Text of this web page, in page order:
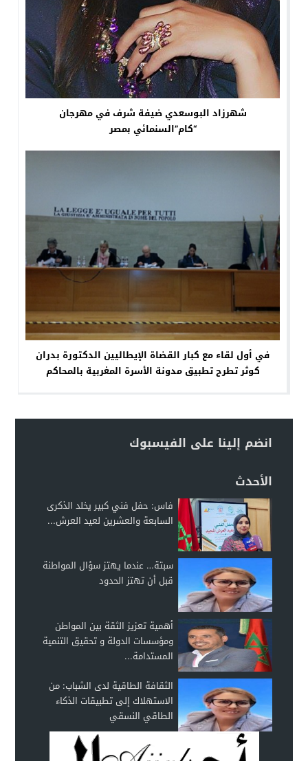
شهرزاد البوسعدي ضيفة شرف في مهرجان
“كام”السنمائي بمصر
في أول لقاء مع كبار القضاة الإيطاليين الدكتورة بدران
كوثر تطرح تطبيق مدونة الأسرة المغربية بالمحاكم
انضم إلينا على الفيسبوك
الأحدث
فاس: حفل فني كبير يخلد الذكرى
السابعة والعشرين لعيد العرش...
سبتة… عندما يهتز سؤال المواطنة
قبل أن تهتز الحدود
أهمية تعزيز الثقة بين المواطن
ومؤسسات الدولة و تحقيق التنمية
المستدامة...
الثقافة الطاقية لدى الشباب: من
الاستهلاك إلى تطبيقات الذكاء
الطاقي النسقي